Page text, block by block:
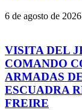
6 de agosto de 2026
VISITA DEL
COMANDO
ARMADAS
ESCUADRA
FREIRE